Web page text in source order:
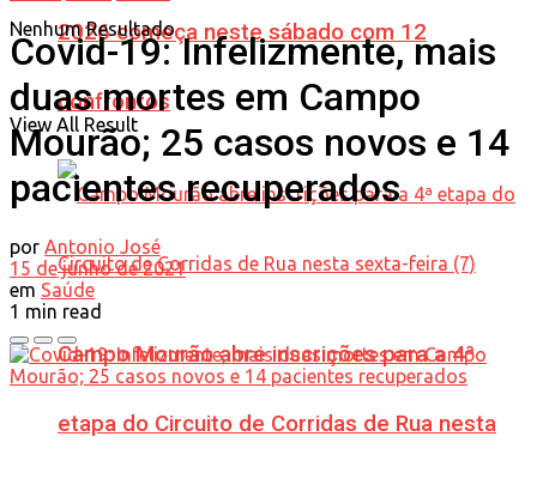
2026 começa neste sábado com 12
confrontos
Campo Mourão abre inscrições para a 4ª
etapa do Circuito de Corridas de Rua nesta
Nenhum Resultado
View All Result
Covid-19: Infelizmente, mais
duas mortes em Campo
Mourão; 25 casos novos e 14
pacientes recuperados
por Antonio José
15 de junho de 2021
em Saúde
1 min read